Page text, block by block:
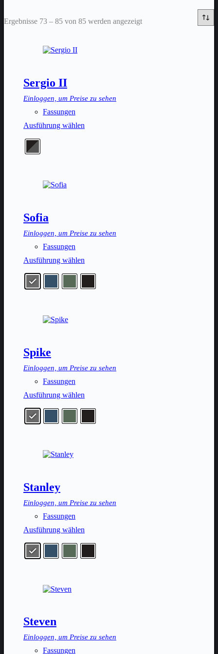
Ergebnisse 73 – 85 von 85 werden angezeigt
Sergio II
Einloggen, um Preise zu sehen
Fassungen
Ausführung wählen
Dieses
weist
mehrere
Optionen
der
Produktseite
gewählt
werden
Sofia
Einloggen, um Preise zu sehen
Fassungen
Ausführung wählen
Dieses
weist
mehrere
Optionen
der
Produktseite
gewählt
werden
Spike
Einloggen, um Preise zu sehen
Fassungen
Ausführung wählen
Dieses
weist
mehrere
Optionen
der
Produktseite
gewählt
werden
Stanley
Einloggen, um Preise zu sehen
Fassungen
Ausführung wählen
Dieses
weist
mehrere
Optionen
der
Produktseite
gewählt
werden
Steven
Einloggen, um Preise zu sehen
Fassungen